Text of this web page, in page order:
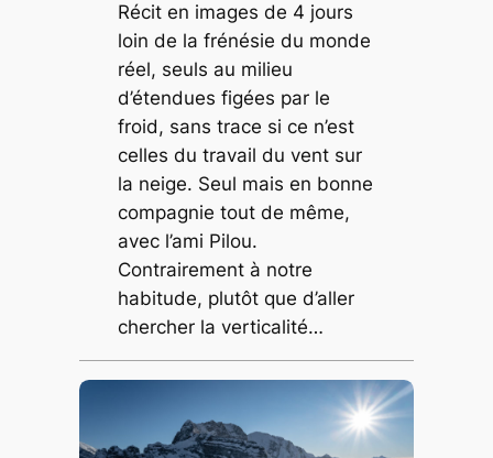
Récit en images de 4 jours
loin de la frénésie du monde
réel, seuls au milieu
d’étendues figées par le
froid, sans trace si ce n’est
celles du travail du vent sur
la neige. Seul mais en bonne
compagnie tout de même,
avec l’ami Pilou.
Contrairement à notre
habitude, plutôt que d’aller
chercher la verticalité…